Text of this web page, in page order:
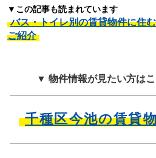
▼この記事も読まれています
バス・トイレ別の賃貸物件に住
ご紹介
▼ 物件情報が見たい方は
千種区今池の賃貸